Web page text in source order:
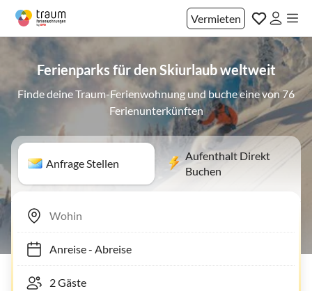
Vermieten
Ferienparks für den Skiurlaub weltweit
Finde deine Traum-Ferienwohnung und buche eine von 76
Ferienunterkünften
Anfrage Stellen
Aufenthalt Direkt
Buchen
Anreise- Abreise